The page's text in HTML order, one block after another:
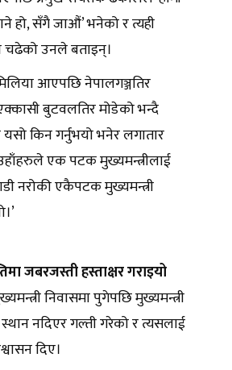
हो, सँगै जाऔं’ भनेको र त्यही
चढेको उनले बताइन्।
आएपछि नेपालगञ्जतिर
बुटवलतिर मोडेको भन्दै
किन गर्नुभयो भनेर लगातार
उहाँहरुले एक पटक मुख्यमन्त्रीलाई
नरोकी एकैपटक मुख्यमन्त्री
जबरजस्ती हस्ताक्षर गराइयो
निवासमा पुगेपछि मुख्यमन्त्री
नदिएर गल्ती गरेको र त्यसलाई
दिए।